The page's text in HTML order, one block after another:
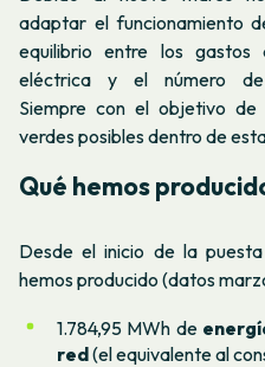
adaptar el funcionamiento
equilibrio entre los gastos
eléctrica y el número de
Siempre con el objetivo
verdes posibles dentro de
Qué hemos
Desde el inicio de la
hemos producido (datos
1.784,95 MWh de
red(el equivalente al